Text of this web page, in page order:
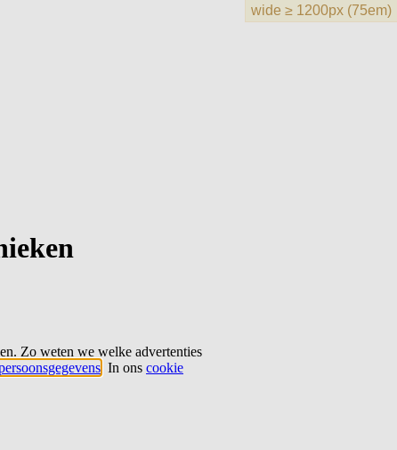
Zo weten we welke advertenties
. In ons cookie